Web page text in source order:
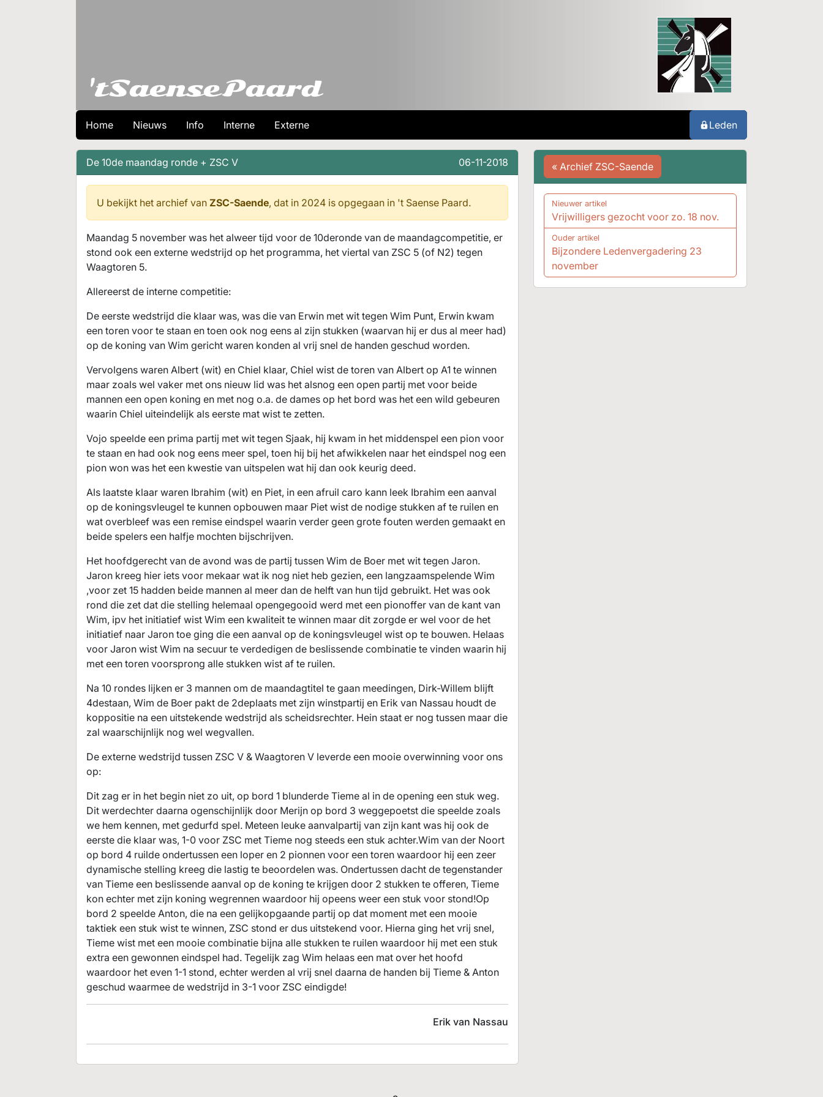
Home Nieuws Info Interne Externe Leden
De 10de maandag ronde + ZSC V 06-11-2018
U bekijkt het archief van ZSC-Saende, dat in 2024 is opgegaan in 't Saense Paard.
Maandag 5 november was het alweer tijd voor de 10deronde van de maandagcompetitie, er
stond ook een externe wedstrijd op het programma, het viertal van ZSC 5 (of N2) tegen
Waagtoren 5.
Allereerst de interne competitie:
De eerste wedstrijd die klaar was, was die van Erwin met wit tegen Wim Punt, Erwin kwam
een toren voor te staan en toen ook nog eens al zijn stukken (waarvan hij er dus al meer had)
op de koning van Wim gericht waren konden al vrij snel de handen geschud worden.
Vervolgens waren Albert (wit) en Chiel klaar, Chiel wist de toren van Albert op A1 te winnen
maar zoals wel vaker met ons nieuw lid was het alsnog een open partij met voor beide
mannen een open koning en met nog o.a. de dames op het bord was het een wild gebeuren
waarin Chiel uiteindelijk als eerste mat wist te zetten.
Vojo speelde een prima partij met wit tegen Sjaak, hij kwam in het middenspel een pion voor
te staan en had ook nog eens meer spel, toen hij bij het afwikkelen naar het eindspel nog een
pion won was het een kwestie van uitspelen wat hij dan ook keurig deed.
Als laatste klaar waren Ibrahim (wit) en Piet, in een afruil caro kann leek Ibrahim een aanval
op de koningsvleugel te kunnen opbouwen maar Piet wist de nodige stukken af te ruilen en
wat overbleef was een remise eindspel waarin verder geen grote fouten werden gemaakt en
beide spelers een halfje mochten bijschrijven.
Het hoofdgerecht van de avond was de partij tussen Wim de Boer met wit tegen Jaron.
Jaron kreeg hier iets voor mekaar wat ik nog niet heb gezien, een langzaamspelende Wim
,voor zet 15 hadden beide mannen al meer dan de helft van hun tijd gebruikt. Het was ook
rond die zet dat die stelling helemaal opengegooid werd met een pionoffer van de kant van
Wim, ipv het initiatief wist Wim een kwaliteit te winnen maar dit zorgde er wel voor de het
initiatief naar Jaron toe ging die een aanval op de koningsvleugel wist op te bouwen. Helaas
voor Jaron wist Wim na secuur te verdedigen de beslissende combinatie te vinden waarin hij
met een toren voorsprong alle stukken wist af te ruilen.
Na 10 rondes lijken er 3 mannen om de maandagtitel te gaan meedingen, Dirk-Willem blijft
4destaan, Wim de Boer pakt de 2deplaats met zijn winstpartij en Erik van Nassau houdt de
koppositie na een uitstekende wedstrijd als scheidsrechter. Hein staat er nog tussen maar die
zal waarschijnlijk nog wel wegvallen.
De externe wedstrijd tussen ZSC V & Waagtoren V leverde een mooie overwinning voor ons
op:
Dit zag er in het begin niet zo uit, op bord 1 blunderde Tieme al in de opening een stuk weg.
Dit werdechter daarna ogenschijnlijk door Merijn op bord 3 weggepoetst die speelde zoals
we hem kennen, met gedurfd spel. Meteen leuke aanvalpartij van zijn kant was hij ook de
eerste die klaar was, 1-0 voor ZSC met Tieme nog steeds een stuk achter.Wim van der Noort
op bord 4 ruilde ondertussen een loper en 2 pionnen voor een toren waardoor hij een zeer
dynamische stelling kreeg die lastig te beoordelen was. Ondertussen dacht de tegenstander
van Tieme een beslissende aanval op de koning te krijgen door 2 stukken te offeren, Tieme
kon echter met zijn koning wegrennen waardoor hij opeens weer een stuk voor stond!Op
bord 2 speelde Anton, die na een gelijkopgaande partij op dat moment met een mooie
taktiek een stuk wist te winnen, ZSC stond er dus uitstekend voor. Hierna ging het vrij snel,
Tieme wist met een mooie combinatie bijna alle stukken te ruilen waardoor hij met een stuk
extra een gewonnen eindspel had. Tegelijk zag Wim helaas een mat over het hoofd
waardoor het even 1-1 stond, echter werden al vrij snel daarna de handen bij Tieme & Anton
geschud waarmee de wedstrijd in 3-1 voor ZSC eindigde!
Erik van Nassau
« Archief ZSC-Saende
Nieuwer artikel
Vrijwilligers gezocht voor zo. 18 nov.
Ouder artikel
Bijzondere Ledenvergadering 23
november